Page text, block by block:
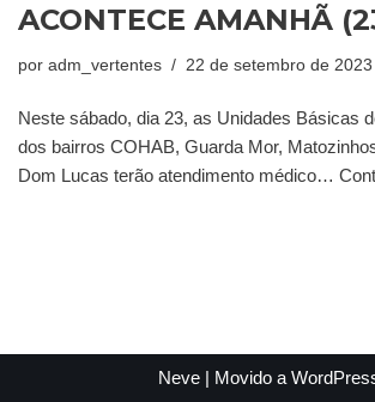
ACONTECE AMANHÃ
por adm_vertentes 22 de setembro de 2023
Neste sábado, dia 23, as Unidades Básicas
dos bairros COHAB, Guarda Mor,
Dom Lucas terão atendimento médico…
Neve| Movido a